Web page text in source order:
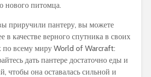
нового питомца.
приручили пантеру, вы можете
в качестве верного спутника в своих
по всему миру World of Warcraft:
дать пантере достаточно еды и
чтобы она оставалась сильной и